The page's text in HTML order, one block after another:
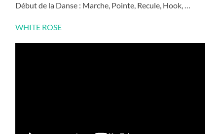
Début de la Danse : Marche, Pointe, Recule, Hook, …
WHITE ROSE